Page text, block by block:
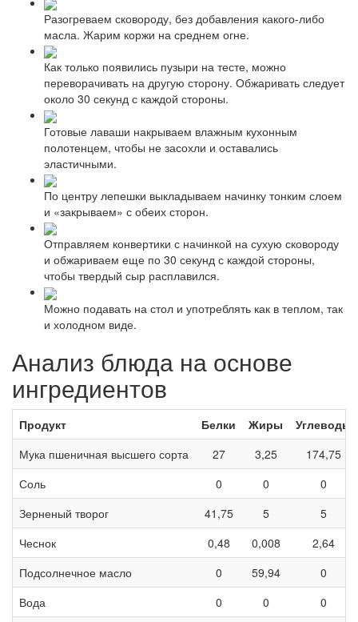
Разогреваем сковороду, без добавления какого-либо
масла. Жарим коржи на среднем огне.
Как только появились пузыри на тесте, можно
переворачивать на другую сторону. Обжаривать следует
около 30 секунд с каждой стороны.
Готовые лаваши накрываем влажным кухонным
полотенцем, чтобы не засохли и оставались
эластичными.
По центру лепешки выкладываем начинку тонким слоем
и «закрываем» с обеих сторон.
Отправляем конвертики с начинкой на сухую сковороду
и обжариваем еще по 30 секунд с каждой стороны,
чтобы твердый сыр расплавился.
Можно подавать на стол и употреблять как в теплом, так
и холодном виде.
Анализ блюда на основе
ингредиентов
Продукт Белки Жиры
Углеводы
Мука пшеничная высшего сорта
27 3,25
174,75
Соль
0 0
0
Зерненый творог
41,75 5
5
Чеснок
0,48 0,008
2,64
Подсолнечное масло
0 59,94
0
Вода
0 0
0